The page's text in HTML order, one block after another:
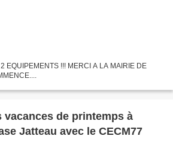
EQUIPEMENTS !!! MERCI A LA MAIRIE DE
vacances de printemps à
Jatteau avec le CECM77